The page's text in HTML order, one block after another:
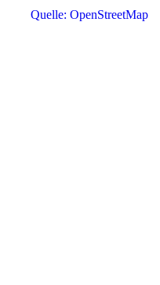
Quelle: OpenStreetMap